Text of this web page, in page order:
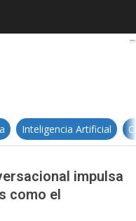
Artificial
Inteligencia Artificial
impulsa
como el